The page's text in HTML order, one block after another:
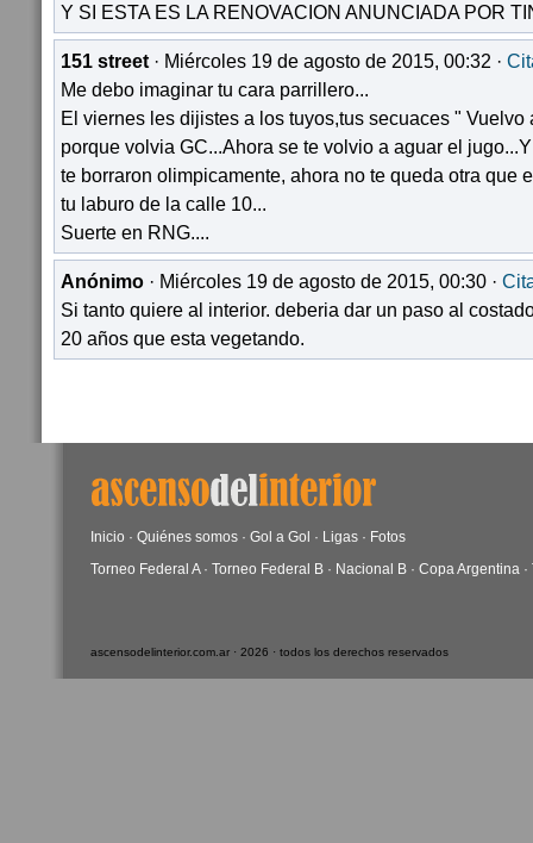
Y SI ESTA ES LA RENOVACION ANUNCIADA POR
151 street · Miércoles 19 de agosto de 2015, 00:32 ·
Me debo imaginar tu cara parrillero...
El viernes les dijistes a los tuyos,tus secuaces " Vuelvo
porque volvia GC...Ahora se te volvio a aguar el
te borraron olimpicamente, ahora no te queda otra que
tu laburo de la calle 10...
Suerte en RNG....
Anónimo · Miércoles 19 de agosto de 2015, 00:30 ·
Si tanto quiere al interior. deberia dar un paso al
20 años que esta vegetando.
Inicio · Quiénes somos · Gol a Gol · Ligas · Fotos
Torneo Federal A· Torneo Federal B · Nacional B · Copa Argentina ·
ascensodelinterior.com.ar · 2026 · todos los derechos reservados